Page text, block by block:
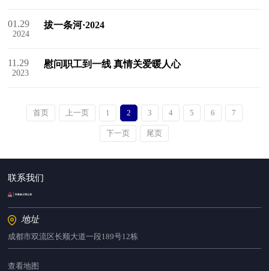
01.29
2024
拔一条河·2024
11.29
2023
慰问职工到一线 真情关爱暖人心
首页 上一页 1 2 3 4 5 6 7
下一页 尾页
联系我们
地址
成都市双流区长顺大道一段189号12栋
查看地图